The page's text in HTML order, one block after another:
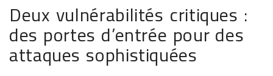
Deux vulnérabilités critiques :
des portes d’entrée pour des
attaques sophistiquées